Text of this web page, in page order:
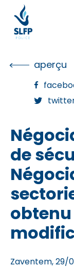
content
aperçu
de
obtenu
Zaventem, 29/